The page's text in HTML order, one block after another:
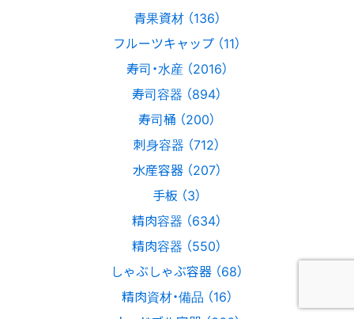
青果資材 （136）
フルーツキャップ （11）
寿司・水産 （2016）
寿司容器 （894）
寿司桶 （200）
刺身容器 （712）
水産容器 （207）
手板 （3）
精肉容器 （634）
精肉容器 （550）
しゃぶしゃぶ容器 （68）
精肉資材・備品 （16）